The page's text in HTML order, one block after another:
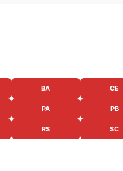
BA CE
PA PB
RS SC